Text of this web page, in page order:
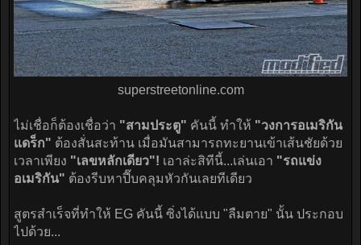
superstreetonline.com​
ไม่เชื่อก็ต้องเชื่อว่า "สามประตู" คันนี้ ทำให้ "วงการอเมริกัน
แดร็ก" ต้องสั่นสะท้าน เมื่อมันสามารถทะยานเข้าเส้นชัยด้วย
เวลาเพียง "เลขหลักเดียว"! เอาล่ะสิทีนี้...เล่นเอา "รถแข่ง
อเมริกัน" ต้องรีบหาปี๊บคลุมหัวกันเลยทีเดียว
สูตรสำเร็จที่ทำให้ EG คันนี้ ซิ่งได้แบบ "ลืมตาย" นั้น ประกอบ
ไปด้วย...